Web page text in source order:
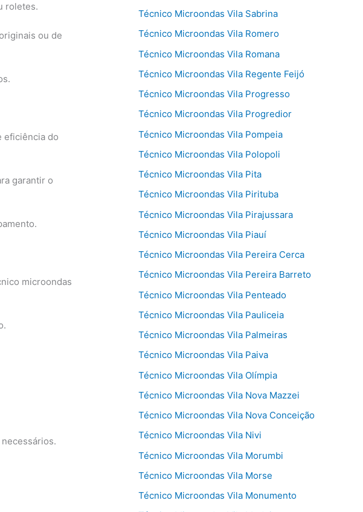
roletes.
ou de
eficiência do
garantir o
microondas
Técnico Microondas Vila Sabrina
Técnico Microondas Vila Romero
Técnico Microondas Vila Romana
Técnico Microondas Vila Regente Feijó
Técnico Microondas Vila Progresso
Técnico Microondas Vila Progredior
Técnico Microondas Vila Pompeia
Técnico Microondas Vila Polopoli
Técnico Microondas Vila Pita
Técnico Microondas Vila Pirituba
Técnico Microondas Vila Pirajussara
Técnico Microondas Vila Piauí
Técnico Microondas Vila Pereira Cerca
Técnico Microondas Vila Pereira Barreto
Técnico Microondas Vila Penteado
Técnico Microondas Vila Pauliceia
Técnico Microondas Vila Palmeiras
Técnico Microondas Vila Paiva
Técnico Microondas Vila Olímpia
Técnico Microondas Vila Nova Mazzei
Técnico Microondas Vila Nova Conceição
Técnico Microondas Vila Nivi
Técnico Microondas Vila Morumbi
Técnico Microondas Vila Morse
Técnico Microondas Vila Monumento